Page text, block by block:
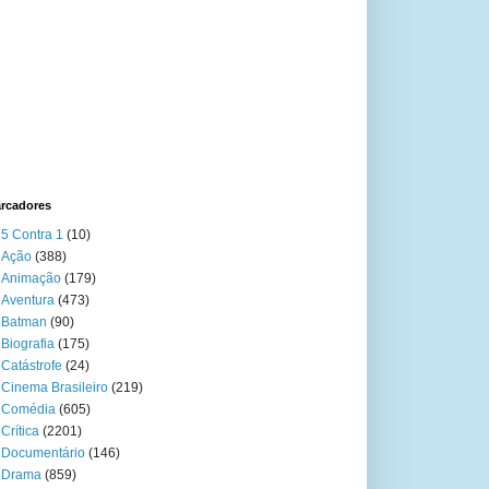
5 Contra 1 (10)
Ação (388)
Animação (179)
Aventura (473)
Batman (90)
Biografia (175)
Catástrofe (24)
Cinema Brasileiro (219)
Comédia (605)
Crítica (2201)
Documentário (146)
Drama (859)